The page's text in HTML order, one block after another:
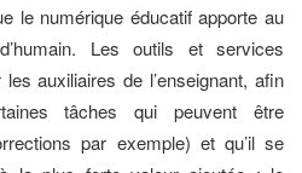
le numérique éducatif apporte au
Les outils et services
auxiliaires de l’enseignant, afin
tâches qui peuvent être
par exemple) et qu’il se